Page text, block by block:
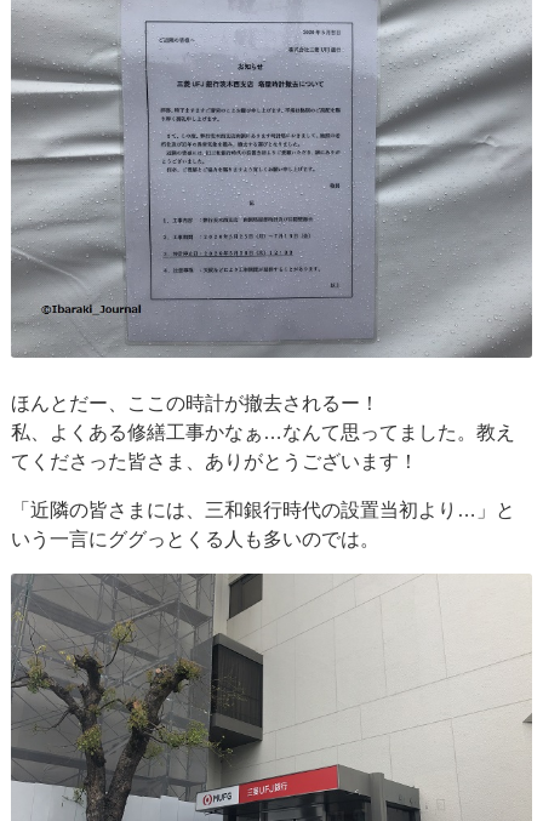
ほんとだー、ここの時計が撤去されるー！
私、よくある修繕工事かなぁ…なんて思ってました。教え
てくださった皆さま、ありがとうございます！
「近隣の皆さまには、三和銀行時代の設置当初より…」と
いう一言にググっとくる人も多いのでは。